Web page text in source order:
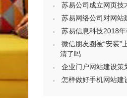
苏易公司成立网页技
苏易网络公司对网站
苏易信息科技2018
微信朋友圈被“安装”
清了吗
企业门户网站建设策
怎样做好手机网站建